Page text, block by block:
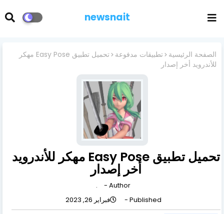
newsnait
الصفحة الرئيسية تطبيقات مدفوعة
تحميل تطبيق Easy Pose مهكر
للأندرويد أخر إصدار
تحميل تطبيق Easy Pose مهكر للأندرويد
أخر إصدار
Author -
.
Published -
فبراير 26, 2023